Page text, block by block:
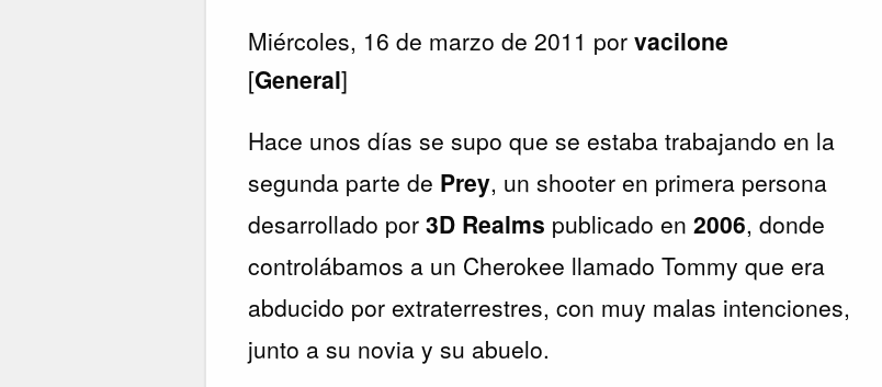
Miércoles, 16 de marzo de 2011 porvacilone
[General]
Hace unos días se supo que se estaba trabajando en la
segunda parte de Prey, un shooter en primera persona
desarrollado por 3D Realms publicado en2006, donde
controlábamos a un Cherokee llamado Tommy que era
abducido por extraterrestres, con muy malas intenciones,
junto a su novia y su abuelo.